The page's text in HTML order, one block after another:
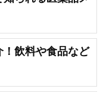
飲料や食品など